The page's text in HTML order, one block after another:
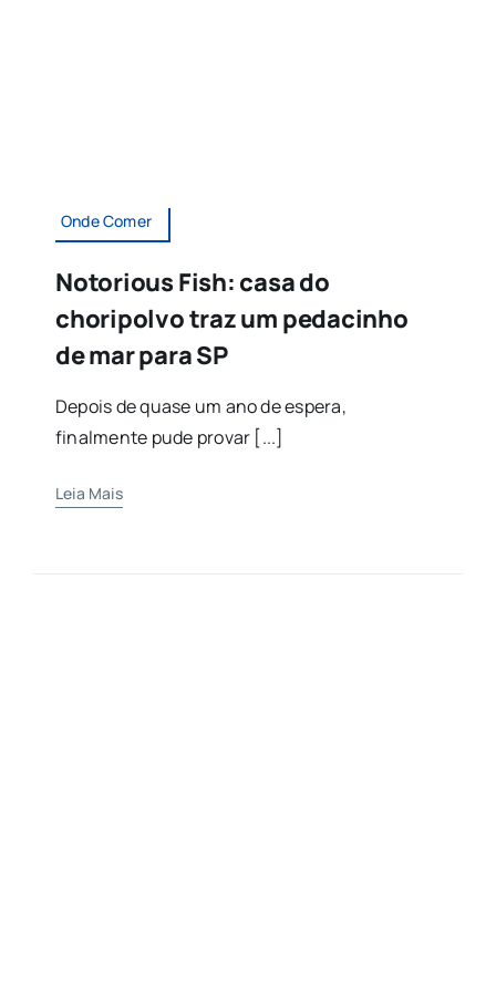
Onde Comer
Notorious Fish: casa do
choripolvo traz um pedacinho
de mar para SP
Depois de quase um ano de espera,
finalmente pude provar [...]
Leia Mais